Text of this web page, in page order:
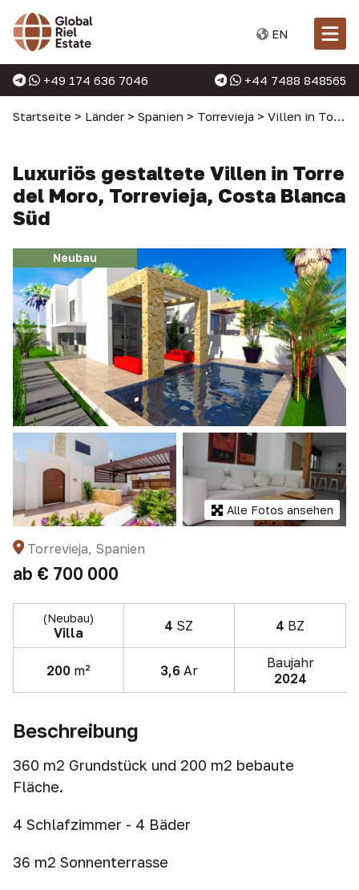
EN
+49 174 636 7046 +44 7488 848565
Startseite > Länder > Spanien > Torrevieja > Villen in Torrevieja
Luxuriös gestaltete Villen in Torre
del Moro, Torrevieja, Costa Blanca
Süd
Neubau
Alle Fotos ansehen
Torrevieja, Spanien
ab € 700 000
(Neubau)
Villa 4 SZ 4 BZ
200 m² 3,6 Ar
Baujahr
2024
Beschreibung
360 m2 Grundstück und 200 m2 bebaute
Fläche.
4 Schlafzimmer - 4 Bäder
36 m2 Sonnenterrasse